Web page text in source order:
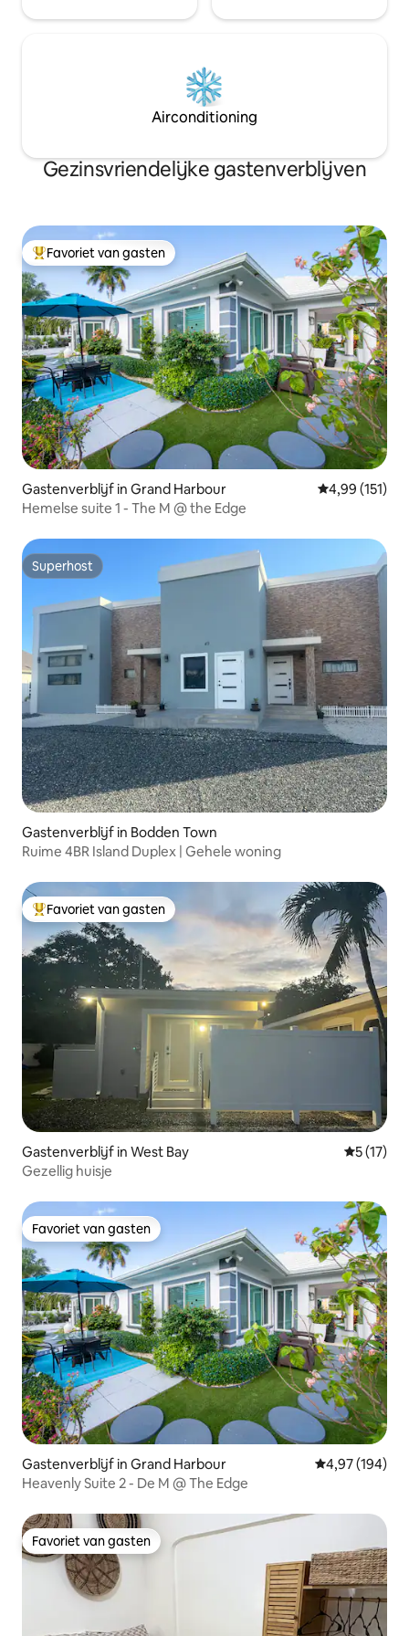
Airconditioning
Gezinsvriendelijke gastenverblijven
Topfavoriet van gasten
Favoriet van gasten
Gastenverblijf in Grand Harbour Gemiddelde
4,99 (151)
Hemelse suite 1 - The M @ the Edge
Superhost
Superhost
Gastenverblijf in Bodden Town
Ruime 4BR Island Duplex | Gehele woning
Topfavoriet van gasten
Favoriet van gasten
Gastenverblijf in West Bay
5 (17)
Gezellig huisje
Favoriet van gasten
Favoriet van gasten
Gastenverblijf in Grand Harbour Gemiddelde
4,97 (194)
Heavenly Suite 2 - De M @ The Edge
Favoriet van gasten
Favoriet van gasten